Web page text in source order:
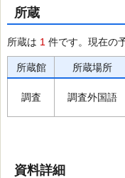
所蔵
所蔵は 1 件です。現在の
所蔵館 所蔵場所
調査 調査外国語
資料詳細